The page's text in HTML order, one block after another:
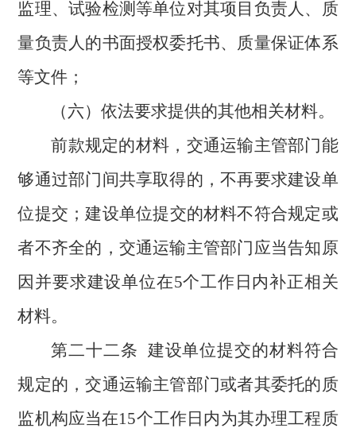
监理、试验检测等单位对其项目负责人、质
量负责人的书面授权委托书、质量保证体系
等文件；
（六）依法要求提供的其他相关材料。
前款规定的材料，交通运输主管部门能
够通过部门间共享取得的，不再要求建设单
位提交；建设单位提交的材料不符合规定或
者不齐全的，交通运输主管部门应当告知原
因并要求建设单位在5个工作日内补正相关
材料。
第二十二条 建设单位提交的材料符合
规定的，交通运输主管部门或者其委托的质
监机构应当在15个工作日内为其办理工程质